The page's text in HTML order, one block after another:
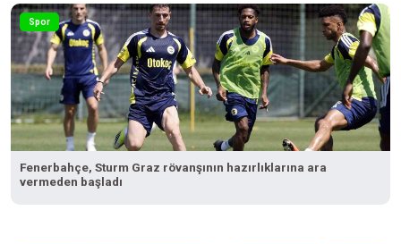
Spor
Fenerbahçe, Sturm Graz rövanşının hazırlıklarına ara
vermeden başladı